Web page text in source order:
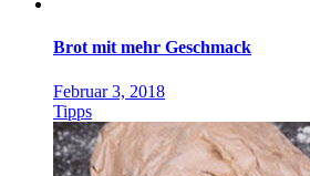
Brot mit mehr Geschmack
Februar 3, 2018
Tipps